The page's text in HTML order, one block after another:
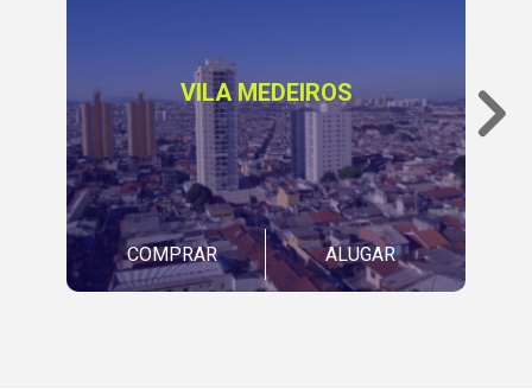
VILA MEDEIROS
COMPRAR ALUGAR